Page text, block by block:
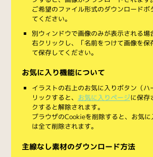
ご希望のファイル形式のダウンロードボ
てください。
別ウィンドウで画像のみが表示される場
右クリックし、「名前をつけて画像を保
て保存してください。
お気に入り機能について
イラストの右上のお気に入りボタン（ハ
リックすると、 お気に入りページに保存
クすると解除されます。
ブラウザのCookieを削除すると、お気
は全て削除されます。
主線なし素材のダウンロード方法